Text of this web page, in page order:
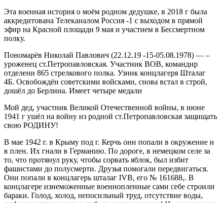
Эта военная история о моём родном дедушке, в 2018 г была
аккредитована Телеканалом Россия -1 с выходом в прямой
эфир на Красной площади 9 мая и участием в Бессмертном
полку.
Пономарёв Николай Павлович (22.12.19 -15-05.08.1978) — –
уроженец ст.Петропавловская. Участник ВОВ, командир
отделени 865 стрелкового полка. Узник концлагеря Шталаг
4Б. Освобождён советскими войсками, снова встал в строй,
дошёл до Берлина. Имеет четыре медали
Мой дед, участник Великой Отечественной войны, в июне
1941 г ушёл на войну из родной ст.Петропавловская защищать
свою РОДИНУ!
В мае 1942 г. в Крыму под г. Керчь они попали в окружение и
в плен. Их гнали в Германию. По дороге, в немецком селе за
то, что протянул руку, чтобы сорвать яблок, был избит
фашистами до полусмерти. Друзья помогали передвигаться.
Они попали в концлагерь шталаг IVB, его № 161688,. В
концлагере изнеможенные военнопленные сами себе строили
бараки. Голод, холод, непосильный труд, отсутствие воды,